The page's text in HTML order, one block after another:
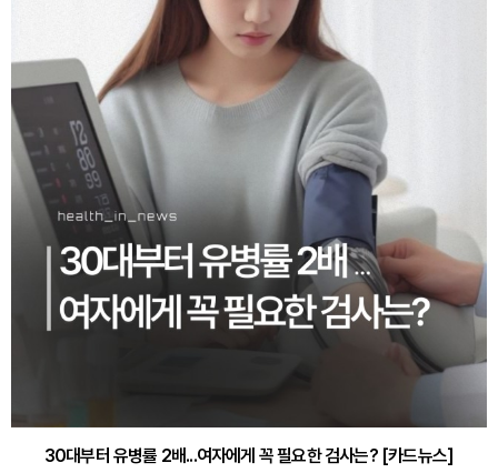
30대부터 유병률 2배...여자에게 꼭 필요한 검사는? [카드뉴스]
감기·독감 예방하고 면역력 높이는 4가지 영양제 [카드뉴스]